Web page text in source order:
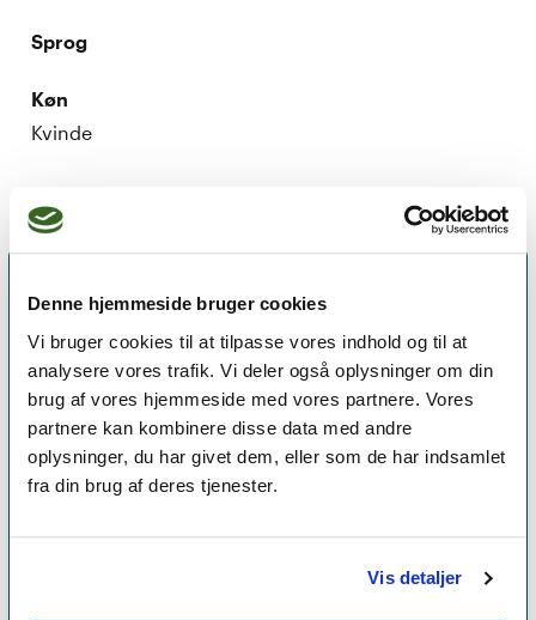
Denne hjemmeside bruger cookies
Vi bruger cookies til at tilpasse vores indhold og til at
analysere vores trafik. Vi deler også oplysninger om din
brug af vores hjemmeside med vores partnere. Vores
partnere kan kombinere disse data med andre
oplysninger, du har givet dem, eller som de har indsamlet
fra din brug af deres tjenester.
Vis detaljer
Sprog
Køn
Kvinde
leve op til en række kriterier om uddannelse og